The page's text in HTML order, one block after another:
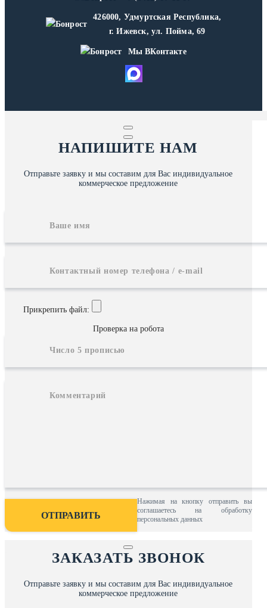
426000, Удмуртская Республика,
г. Ижевск, ул. Пойма, 69
Мы ВКонтакте
НАПИШИТЕ НАМ
Отправьте заявку и мы составим для Вас индивидуальное
коммерческое предложение
Прикрепить файл:
Проверка на робота
Нажимая на кнопку отправить вы
соглашаетесь на обработку
персональных данных
ЗАКАЗАТЬ ЗВОНОК
Отправьте заявку и мы составим для Вас индивидуальное
коммерческое предложение